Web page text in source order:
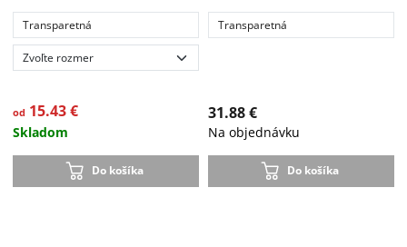
Transparetná
od15.43 €
Skladom
Do košíka
Transparetná
31.88 €
Na objednávku
Do košíka